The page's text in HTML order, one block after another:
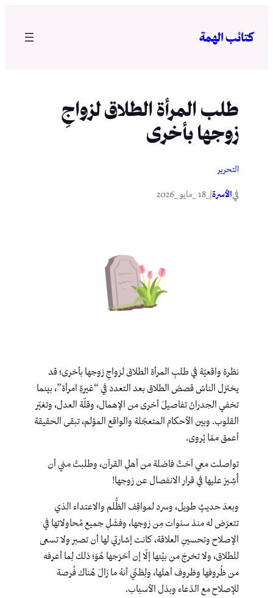
المحتوى
كتائب الهمة
طلب المرأة الطلاق لزواجِ
زوجها بأخرى
التحرير
فيالأسرة
نظرة واقعيّة في طلبِ المرأة الطلاق لزواجِ زوجها بأخرى؛ قد
يختزل الناسُ قصصَ الطلاق بعد التعدد في “غيرةِ امرأة”، بينما
تخفي الجدرانُ تفاصيلَ أخرى من الإهمال، وقلّة العدل، وتغيّر
القلوب. وبين الأحكام المتعجّلة والواقع المؤلم، تبقى الحقيقة
أعمق ممّا يُروى.
تواصلت معي أختٌ فاضلة من أهلِ القرآن، وطلبتْ مني أن
أُشِيرَ عليها في قرار الانفصال عن زوجها!
وبعدَ حديثٍ طويل، وسرد لمواقِف الظُّلم والاعتداء الذي
تتعرّض له منذ سنوات مِن زوجها، وفشَلِ جميع مُحاولاتها في
الإصلاح وتحسينِ العلاقة، كانت إشارتي لها أن تصبر ولا تسعى
للطلاق، ولا تخرجَ من بيْتها إلّا إن أخرَجها هُوَ؛ ذلك لِما أعرفه
من ظُروفها وظروف أهلها، ولِظنّي أنهُ ما زالَ هُناك فُرصة
للإصلاح مع الدّعاء وبذل الأسباب.